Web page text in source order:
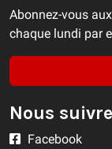
Abonnez-vous
chaque lundi par
Nous suivre
Facebook